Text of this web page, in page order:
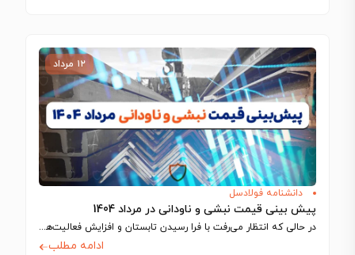
۱۲ مرداد
دانشنامه فولادسل
پیش بینی قیمت نبشی و ناودانی در مرداد 1404
در حالی که انتظار می‌رفت با فرا رسیدن تابستان و افزایش فعالیت‌های ساختمانی، بازار…
ادامه مطلب